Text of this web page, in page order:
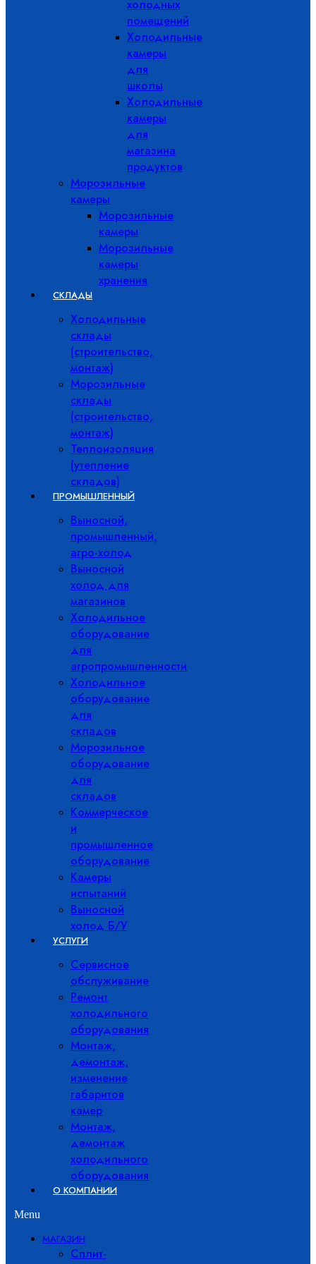
холодных
помещений
Холодильные
камеры
для
школы
Холодильные
камеры
для
магазина
продуктов
Морозильные
камеры
Морозильные
камеры
Морозильные
камеры
хранения
СКЛАДЫ
Холодильные
склады
(строительство,
монтаж)
Морозильные
склады
(строительство,
монтаж)
Теплоизоляция
(утепление
складов)
ПРОМЫШЛЕННЫЙ
Выносной,
промышленный,
агро-холод
Выносной
холод для
магазинов
Холодильное
оборудование
для
агропромышленности
Холодильное
оборудование
для
складов
Морозильное
оборудование
для
складов
Коммерческое
и
промышленное
оборудование
Камеры
испытаний
Выносной
холод Б/У
УСЛУГИ
Сервисное
обслуживание
Ремонт
холодильного
оборудования
Монтаж,
демонтаж,
изменение
габаритов
камер
Монтаж,
демонтаж
холодильного
оборудования
О КОМПАНИИ
Menu
МАГАЗИН
Сплит-